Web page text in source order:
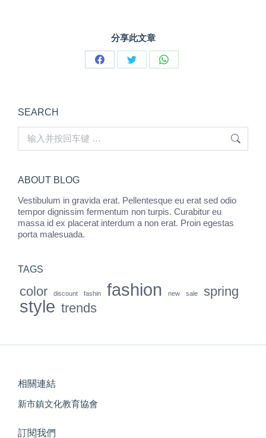
分享此文章
Share
Share
Share
SEARCH
Search:
ABOUT BLOG
Vestibulum in gravida erat. Pellentesque eu erat sed odio
tempor dignissim fermentum non turpis. Curabitur eu
massa id ex placerat interdum a non erat. Proin egestas
porta malesuada.
TAGS
color discount fashin fashion new sale spring
style trends
相關連結
新市鎮文化教育協會
訂閱我們